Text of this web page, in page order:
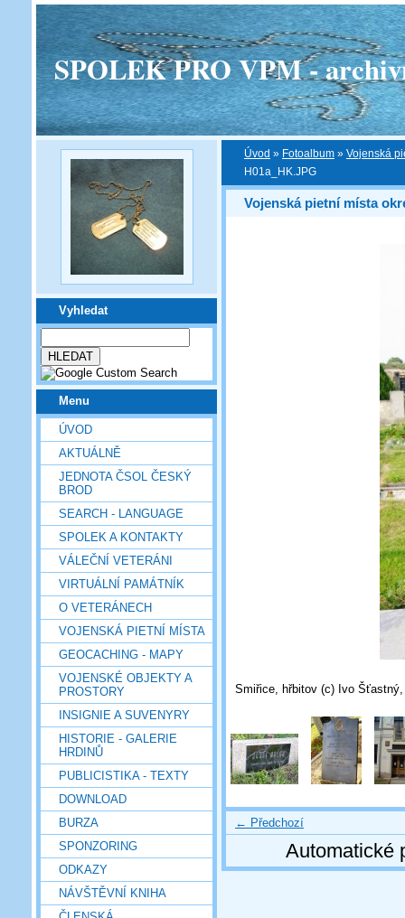
SPOLEK PRO VPM -
Vyhledat
Menu
ÚVOD
AKTUÁLNĚ
JEDNOTA ČSOL ČESKÝ
BROD
SEARCH - LANGUAGE
SPOLEK A KONTAKTY
VÁLEČNÍ VETERÁNI
VIRTUÁLNÍ PAMÁTNÍK
O VETERÁNECH
VOJENSKÁ PIETNÍ MÍSTA
GEOCACHING - MAPY
VOJENSKÉ OBJEKTY A
PROSTORY
INSIGNIE A SUVENYRY
HISTORIE - GALERIE
HRDINŮ
PUBLICISTIKA - TEXTY
DOWNLOAD
BURZA
SPONZORING
ODKAZY
NÁVŠTĚVNÍ KNIHA
Úvod » Fotoalbum » Vojenská
H01a_HK.JPG
Vojenská pietní místa
Smiřice, hřbitov (c) Ivo
← Předchozí
Automatické